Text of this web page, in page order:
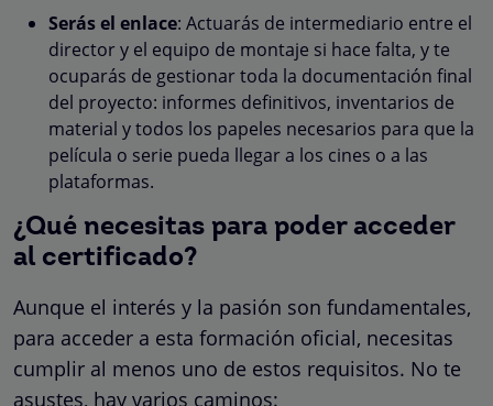
Serás el enlace: Actuarás de intermediario entre el
director y el equipo de montaje si hace falta, y te
ocuparás de gestionar toda la documentación final
del proyecto: informes definitivos, inventarios de
material y todos los papeles necesarios para que la
película o serie pueda llegar a los cines o a las
plataformas.
¿Qué necesitas para poder acceder
al certificado?
Aunque el interés y la pasión son fundamentales,
para acceder a esta formación oficial, necesitas
cumplir al menos uno de estos requisitos. No te
asustes, hay varios caminos: